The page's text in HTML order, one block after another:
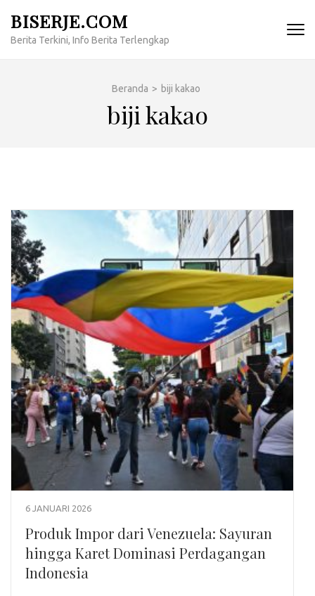
konten
BISERJE.COM
Berita Terkini, Info Berita Terlengkap
Beranda > biji kakao
biji kakao
6 JANUARI 2026
Produk Impor dari Venezuela: Sayuran
hingga Karet Dominasi Perdagangan
Indonesia